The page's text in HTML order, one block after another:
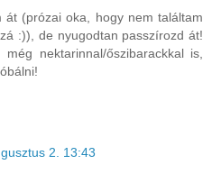
át (prózai oka, hogy nem találtam
:)), de nyugodtan passzírozd át!
nektarinnal/őszibarackkal is,
2. 13:43